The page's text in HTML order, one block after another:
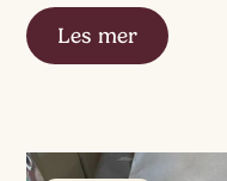
Les mer